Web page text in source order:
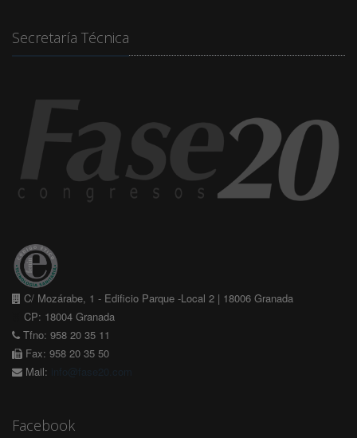
Secretaría Técnica
C/ Mozárabe, 1 - Edificio Parque -Local 2 | 18006 Granada
CP: 18004 Granada
Tfno: 958 20 35 11
Fax: 958 20 35 50
Mail:
info@fase20.com
Facebook